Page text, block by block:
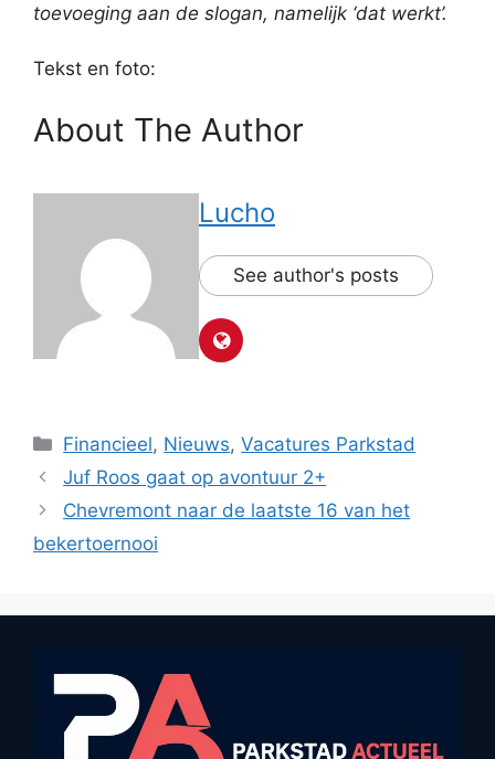
toevoeging aan de slogan, namelijk ‘dat werkt’.
Tekst en foto:
About The Author
Lucho
See author's posts
Categorieën
Financieel, Nieuws,Vacatures Parkstad
Juf Roos gaat op avontuur 2+
Chevremont naar de laatste 16 van het
bekertoernooi